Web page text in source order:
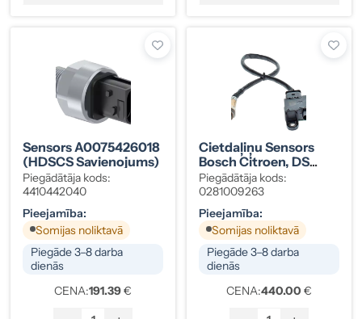
Sensors A0075426018
(HDSCS Savienojums)
Piegādātāja kods:
4410442040
Pieejamība:
Somijas noliktavā
Piegāde 3–8 darba
dienās
CENA:191.39€
Cietdaļiņu Sensors
Bosch Citroen, DS
0281009263
Piegādātāja kods:
0281009263
Pieejamība:
Somijas noliktavā
Piegāde 3–8 darba
dienās
CENA:440.00 €